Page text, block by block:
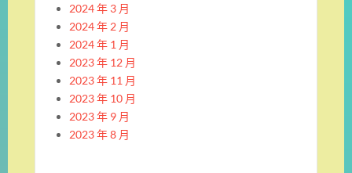
2024 年 3 月
2024 年 2 月
2024 年 1 月
2023 年 12 月
2023 年 11 月
2023 年 10 月
2023 年 9 月
2023 年 8 月